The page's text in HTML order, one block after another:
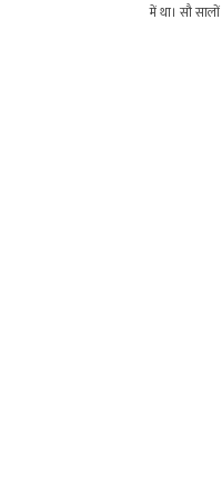
में था। सौ